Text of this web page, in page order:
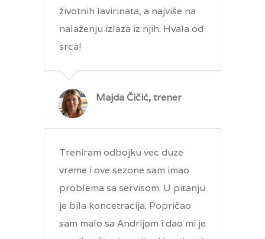
životnih lavirinata, a najviše na
nalaženju izlaza iz njih. Hvala od
srca!
Majda Čičić, trener
Treniram odbojku vec duze
vreme i ove sezone sam imao
problema sa servisom. U pitanju
je bila koncetracija. Popričao
sam malo sa Andrijom i dao mi je